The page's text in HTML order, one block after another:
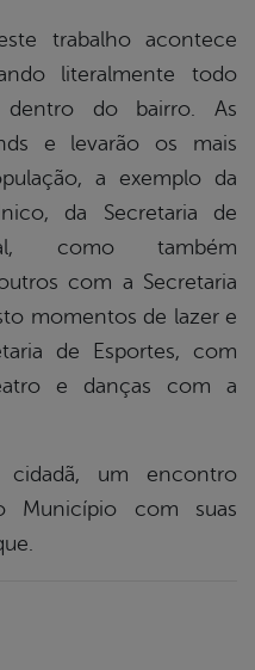
trabalho acontece
literalmente todo
do bairro. As
e levarão os mais
a exemplo da
da Secretaria de
como também
com a Secretaria
momentos de lazer e
de Esportes, com
e danças com a
cidadã, um encontro
Município com suas